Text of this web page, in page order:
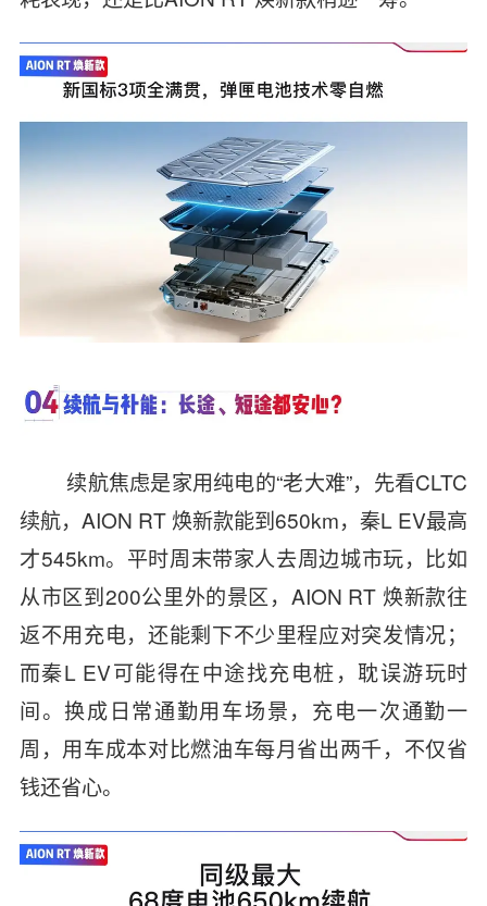
续航焦虑是家用纯电的“老大难”，先看CLTC
续航，AION RT 焕新款能到650km，秦L EV最高
才545km。平时周末带家人去周边城市玩，比如
从市区到200公里外的景区，AION RT 焕新款往
返不用充电，还能剩下不少里程应对突发情况；
而秦L EV可能得在中途找充电桩，耽误游玩时
间。换成日常通勤用车场景，充电一次通勤一
周，用车成本对比燃油车每月省出两千，不仅省
钱还省心。